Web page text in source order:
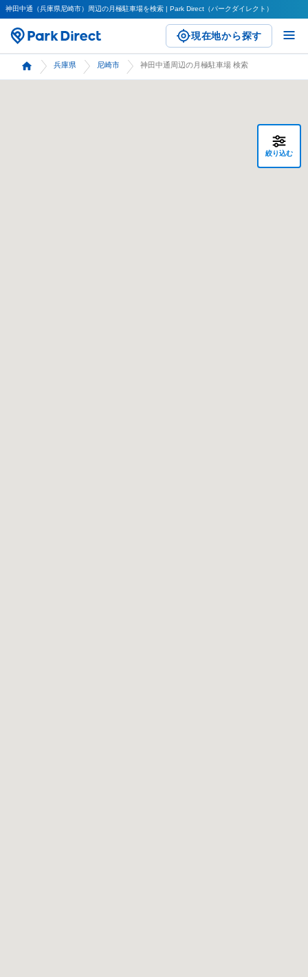
神田中通（兵庫県尼崎市）周辺の月極駐車場を検索 | Park Direct（パークダイレクト）
現在地から探す
兵庫県 尼崎市 神田中通周辺の月極駐車場 検索
絞り込む